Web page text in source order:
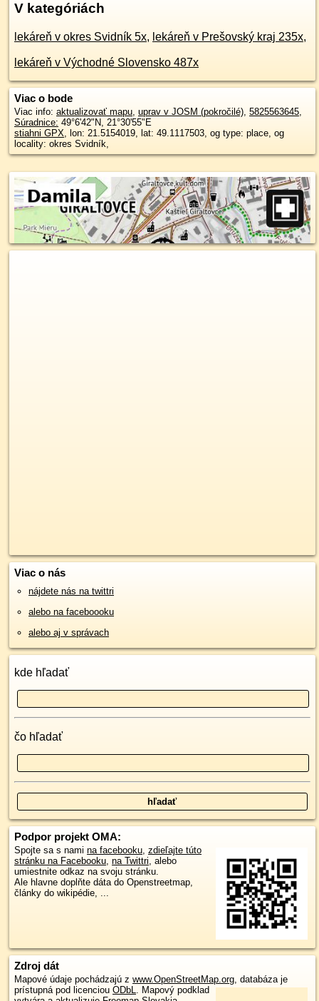
V kategóriách
lekáreň v okres Svidník 5x, lekáreň v Prešovský kraj 235x,
lekáreň v Východné Slovensko 487x
Viac o bode
Viac info: aktualizovať mapu, uprav v JOSM (pokročilé), 5825563645,
Súradnice: 49°6'42"N, 21°30'55"E
stiahni GPX, lon: 21.5154019, lat: 49.1117503, og type: place, og
locality: okres Svidník,
Viac o nás
nájdete nás na twittri
alebo na faceboooku
alebo aj v správach
kde hľadať
čo hľadať
Podpor projekt OMA:
Spojte sa s nami na facebooku, zdieľajte túto
stránku na Facebooku, na Twittri, alebo
umiestnite odkaz na svoju stránku.
Ale hlavne doplňte dáta do Openstreetmap,
články do wikipédie, ...
Zdroj dát
Mapové údaje pochádzajú z www.OpenStreetMap.org , databáza je
prístupná pod licenciou ODbL
Mapový podklad